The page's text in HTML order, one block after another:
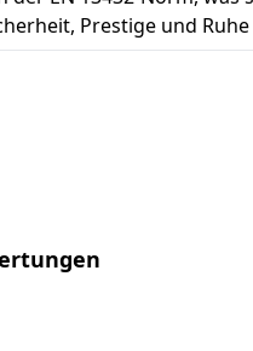
Prestige und